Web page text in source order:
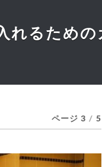
れるための
ページ 3 / 5